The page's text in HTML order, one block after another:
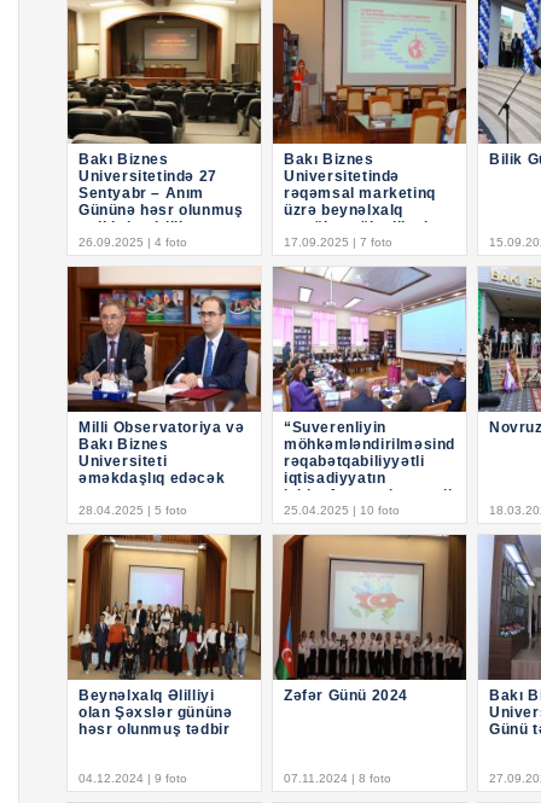
Bakı Biznes
Universitetində 27
Sentyabr – Anım
Gününə həsr olunmuş
tədbir keçirilib
26.09.2025 | 4 foto
Bakı Biznes
Universitetində
rəqəmsal marketinq
üzrə beynəlxalq
təcrübə mübadiləsi
17.09.2025 | 7 foto
Bilik
Milli Observatoriya və
Bakı Biznes
Universiteti
əməkdaşlıq edəcək
28.04.2025 | 5 foto
“Suverenliyin
möhkəmləndirilməsində
rəqabətqabiliyyətli
iqtisadiyyatın
inkişafına yeni strateji
yanaşmalar”
beynəlxal
25.04.2025 | 10 foto
Beynəlxalq Əlilliyi
olan Şəxslər gününə
həsr olunmuş tədbir
04.12.2024 | 9 foto
Zəfər Günü 2024
07.11.2024 | 8 foto
Bakı
Günü